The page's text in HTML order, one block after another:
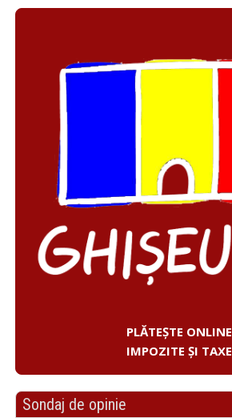
PLĂTEȘTE ONLINE
IMPOZITE ȘI TAXE
Sondaj de opinie